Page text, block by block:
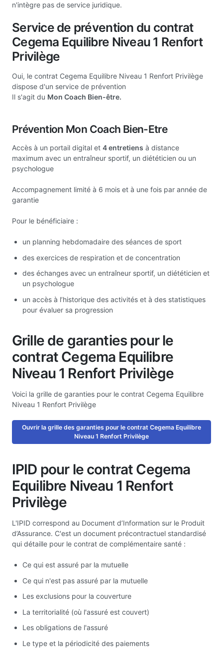
n'intègre pas de service juridique.
Service de prévention du contrat
Cegema Equilibre Niveau 1 Renfort
Privilège
Oui, le contrat Cegema Equilibre Niveau 1 Renfort Privilège
dispose d'un service de prévention
Il s'agit du Mon Coach Bien-être.
Prévention Mon Coach Bien-Etre
Accès à un portail digital et 4 entretiens à distance
maximum avec un entraîneur sportif, un diététicien ou un
psychologue
Accompagnement limité à 6 mois et à une fois par année de
garantie
Pour le bénéficiaire :
un planning hebdomadaire des séances de sport
des exercices de respiration et de concentration
des échanges avec un entraîneur sportif, un diététicien et
un psychologue
un accès à l’historique des activités et à des statistiques
pour évaluer sa progression
Grille de garanties pour le
contrat Cegema Equilibre
Niveau 1 Renfort Privilège
Voici la grille de garanties pour le contrat Cegema Equilibre
Niveau 1 Renfort Privilège
Ouvrir la grille des garanties pour le contrat Cegema Equilibre
Niveau 1 Renfort Privilège
IPID pour le contrat Cegema
Equilibre Niveau 1 Renfort
Privilège
L'IPID correspond au Document d’Information sur le Produit
d’Assurance. C'est un document précontractuel standardisé
qui détaille pour le contrat de complémentaire santé :
Ce qui est assuré par la mutuelle
Ce qui n'est pas assuré par la mutuelle
Les exclusions pour la couverture
La territorialité (où l'assuré est couvert)
Les obligations de l'assuré
Le type et la périodicité des paiements